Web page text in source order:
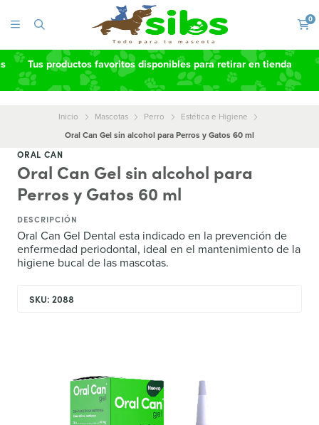
0
Tus productos favoritos disponibles para retirar en tienda
Inicio Mascotas Perro
Estética e Higiene
Oral Can Gel sin alcohol para Perros y Gatos 60 ml
ORAL CAN
Oral Can Gel sin alcohol para
Perros y Gatos 60 ml
DESCRIPCIÓN
Oral Can Gel Dental esta indicado en la prevención de
enfermedad periodontal, ideal en el mantenimiento de la
higiene bucal de las mascotas.
SKU: 2088